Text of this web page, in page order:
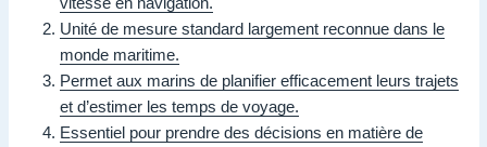
Unité de mesure standard largement reconnue dans le
monde maritime.
Permet aux marins de planifier efficacement leurs trajets
et d’estimer les temps de voyage.
Essentiel pour prendre des décisions en matière de